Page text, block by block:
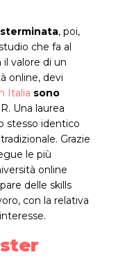
, poi,
che fa al
valore di un
online, devi
Italia sono
Una laurea
stesso identico
Grazie
le più
online
delle skills
con la relativa